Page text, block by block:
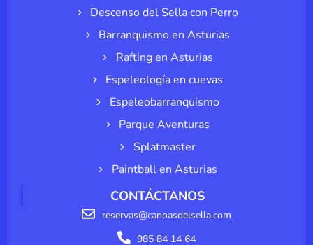
Descenso del Sella con Perro
Barranquismo en Asturias
Rafting en Asturias
Espeleología en cuevas
Espeleobarranquismo
Parque Aventuras
Splatmaster
Paintball en Asturias
CONTÁCTANOS
reservas@canoasdelsella.com
985 84 14 64